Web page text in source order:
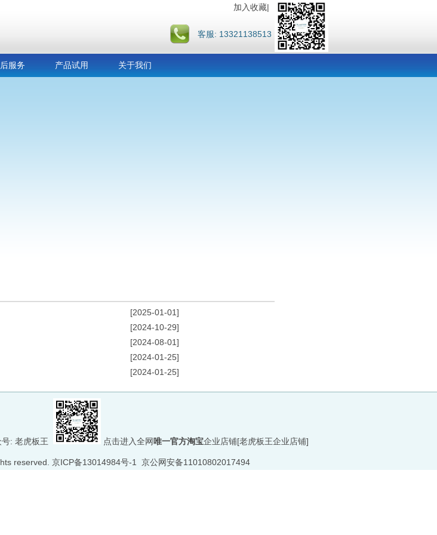
加入收藏|
客服: 13321138513
服务 产品试用 关于我们
[2025-01-01]
[2024-10-29]
[2024-08-01]
[2024-01-25]
[2024-01-25]
: 老虎板王 点击进入全网唯一官方淘宝企业店铺[老虎板王企业店铺]
reserved. 京ICP备13014984号-1 京公网安备11010802017494